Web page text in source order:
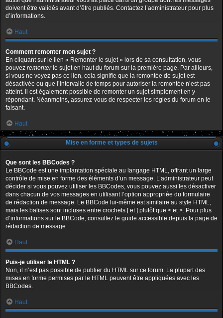
doivent être validés avant d’être publiés. Contactez l’administrateur pour plus
d’informations.
Haut
Comment remonter mon sujet ?
En cliquant sur le lien « Remonter le sujet » lors de sa consultation, vous
pouvez remonterle sujet en haut du forum sur la première page. Par ailleurs,
si vous ne voyez pas ce lien, cela signifie que la remontée de sujet est
désactivée ou que l’intervalle de temps pour autoriser la remontée n’est pas
atteint. Il est également possible de remonter un sujet simplement en y
répondant. Néanmoins, assurez-vous de respecter les règles du forum en le
faisant.
Haut
Mise en forme et types de sujets
Que sont les BBCodes ?
Le BBCode est une implantation spéciale au langage HTML, offrant un large
contrôle de mise en forme des éléments d’un message. L’administrateur peut
décider si vous pouvez utiliser les BBCodes, vous pouvez aussi les désactiver
dans chacun de vos messages en utilisant l’option appropriée du formulaire
de rédaction de message. Le BBCode lui-même est similaire au style HTML,
mais les balises sont incluses entre crochets [ et ] plutôt que < et >. Pour plus
d’informations sur le BBCode, consultez le guide accessible depuis la page de
rédaction de message.
Haut
Puis-je utiliser le HTML ?
Non, il n’est pas possible de publier du HTML sur ce forum. La plupart des
mises en forme permises par le HTML peuvent être appliquées avec les
BBCodes.
Haut